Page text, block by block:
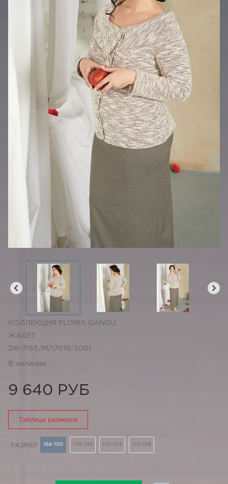
КОЛЛЕКЦИЯ FLORIA GANGU
ЖАКЕТ
216-7155/М/17019/3001
В наличии
9 640 РУБ
Таблица размеров
РАЗМЕР 164-100 170-100 170-104 170-108